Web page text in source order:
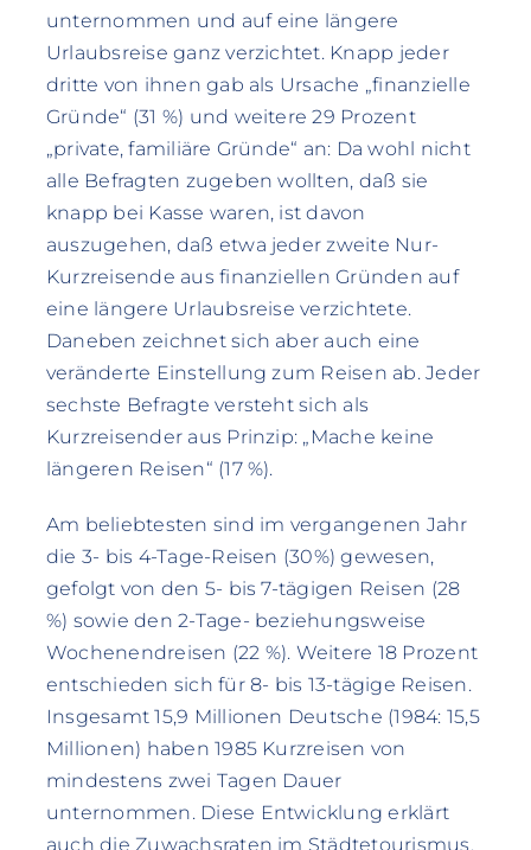
unternommen und auf eine längere
Urlaubsreise ganz verzichtet. Knapp jeder
dritte von ihnen gab als Ursache „finanzielle
Gründe“ (31 %) und weitere 29 Prozent
„private, familiäre Gründe“ an: Da wohl nicht
alle Befragten zugeben wollten, daß sie
knapp bei Kasse waren, ist davon
auszugehen, daß etwa jeder zweite Nur-
Kurzreisende aus finanziellen Gründen auf
eine längere Urlaubsreise verzichtete.
Daneben zeichnet sich aber auch eine
veränderte Einstellung zum Reisen ab. Jeder
sechste Befragte versteht sich als
Kurzreisender aus Prinzip: „Mache keine
längeren Reisen“ (17 %).
Am beliebtesten sind im vergangenen Jahr
die 3- bis 4-Tage-Reisen (30%) gewesen,
gefolgt von den 5- bis 7-tägigen Reisen (28
%) sowie den 2-Tage- beziehungsweise
Wochenendreisen (22 %). Weitere 18 Prozent
entschieden sich für 8- bis 13-tägige Reisen.
Insgesamt 15,9 Millionen Deutsche (1984: 15,5
Millionen) haben 1985 Kurzreisen von
mindestens zwei Tagen Dauer
unternommen. Diese Entwicklung erklärt
auch die Zuwachsraten im Städtetourismus.